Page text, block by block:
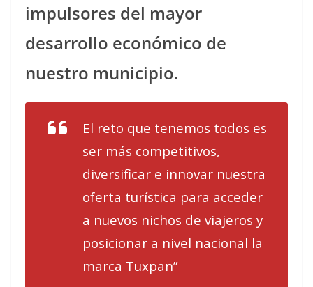
impulsores del mayor
desarrollo económico de
nuestro municipio.
El reto que tenemos todos es
ser más competitivos,
diversificar e innovar nuestra
oferta turística para acceder
a nuevos nichos de viajeros y
posicionar a nivel nacional la
marca Tuxpan”